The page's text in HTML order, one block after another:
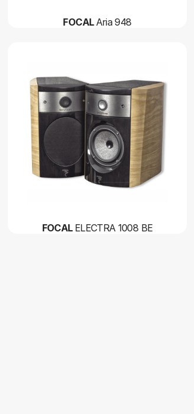
FOCAL Aria 948
FOCAL ELECTRA 1008 BE